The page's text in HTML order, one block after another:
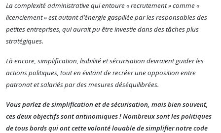
La complexité administrative qui entoure « recrutement » comme «
licenciement » est autant d’énergie gaspillée par les responsables des
petites entreprises, qui aurait pu être investie dans des tâches plus
stratégiques.
Là encore, simplification, lisibilité et sécurisation devraient guider les
actions politiques, tout en évitant de recréer une opposition entre
patronat et salariés par des mesures déséquilibrées.
Vous parlez de simplification et de sécurisation, mais bien souvent,
ces deux objectifs sont antinomiques ! Nombreux sont les politiques
de tous bords qui ont cette volonté louable de simplifier notre code